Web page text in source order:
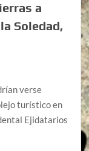
a
Soledad,
verse
turístico en
Ejidatarios